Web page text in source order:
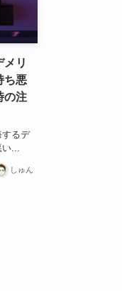
メリ
ち悪
の注
するデ
...
しゅん